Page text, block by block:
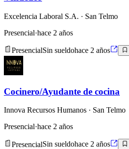
Excelencia Laboral S.A. · San Telmo
Presencial·hace 2 años
PresencialSin sueldohace 2 años
Cocinero/Ayudante de cocina
Innova Recursos Humanos · San Telmo
Presencial·hace 2 años
PresencialSin sueldohace 2 años